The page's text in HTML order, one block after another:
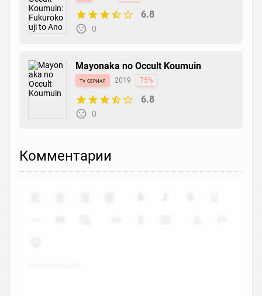
6.8
0
Mayonaka no Occult Koumuin
tv сериал 2019 75%
6.8
0
Комментарии